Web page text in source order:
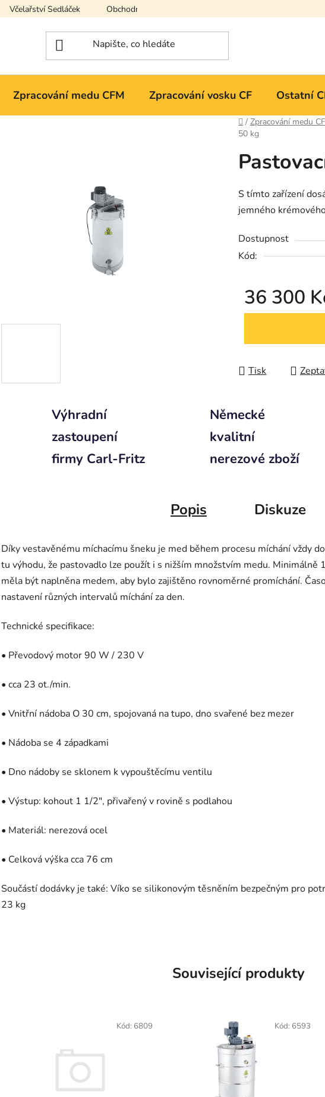
Včelařství Sedláček Obchodní podmínky
Zpracování medu CFM Zpracování vosku CF Ostatní
Domů
/ Zpracování medu
50 kg
S tímto zařízení
jemného
Dostupnost
Kód:
36 300
Měrná cena:
Tisk
Výhradní
zastoupení
firmy Carl-Fritz
Německé
kvalitní
nerezové zboží
Popis Diskuze
Díky vestavěnému míchacímu šneku je med během procesu míchání vždy
tu výhodu, že pastovadlo lze použít i s nižším množstvím medu. Minimálně
měla být naplněna medem, aby bylo zajištěno rovnoměrné promíchání.
nastavení různých intervalů míchání za den.
Technické specifikace:
• Převodový motor 90 W / 230 V
• cca 23 ot./min.
• Vnitřní nádoba O 30 cm, spojovaná na tupo, dno svařené bez mezer
• Nádoba se 4 západkami
• Dno nádoby se sklonem k vypouštěcímu ventilu
• Výstup: kohout 1 1/2", přivařený v rovině s podlahou
• Materiál: nerezová ocel
• Celková výška cca 76 cm
Součástí dodávky je také: Víko se silikonovým těsněním bezpečným pro
23 kg
Související produkty
Kód: 6809 Kód: 6593